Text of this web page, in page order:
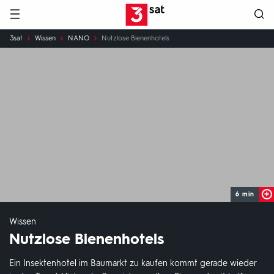
Hauptnavigation 3SAT
Sie
sind
3sat Wissen NANO Nutzlose Bienenhotels
6 min
Wissen
Nutzlose Bienenhotels
Ein Insektenhotel im Baumarkt zu kaufen kommt gerade wieder